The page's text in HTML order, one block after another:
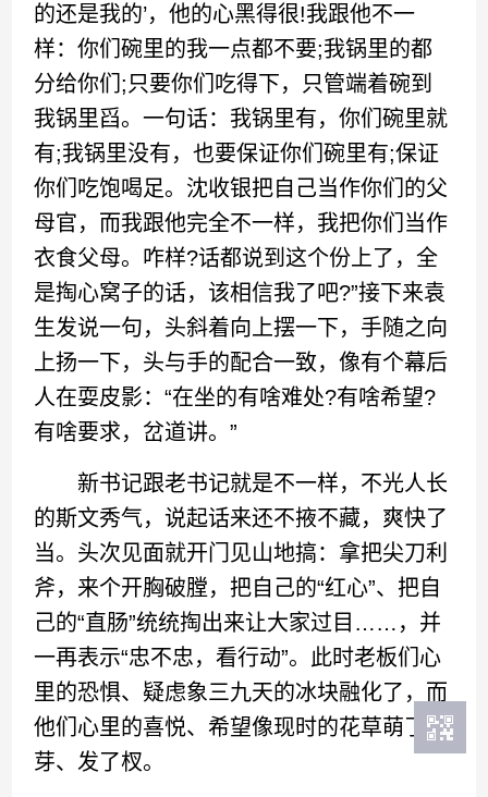
的还是我的’，他的心黑得很!我跟他不一
样：你们碗里的我一点都不要;我锅里的都
分给你们;只要你们吃得下，只管端着碗到
我锅里舀。一句话：我锅里有，你们碗里就
有;我锅里没有，也要保证你们碗里有;保证
你们吃饱喝足。沈收银把自己当作你们的父
母官，而我跟他完全不一样，我把你们当作
衣食父母。咋样?话都说到这个份上了，全
是掏心窝子的话，该相信我了吧?”接下来袁
生发说一句，头斜着向上摆一下，手随之向
上扬一下，头与手的配合一致，像有个幕后
人在耍皮影：“在坐的有啥难处?有啥希望?
有啥要求，岔道讲。”
新书记跟老书记就是不一样，不光人长
的斯文秀气，说起话来还不掖不藏，爽快了
当。头次见面就开门见山地搞：拿把尖刀利
斧，来个开胸破膛，把自己的“红心”、把自
己的“直肠”统统掏出来让大家过目……，并
一再表示“忠不忠，看行动”。此时老板们心
里的恐惧、疑虑象三九天的冰块融化了，而
他们心里的喜悦、希望像现时的花草萌了
芽、发了杈。